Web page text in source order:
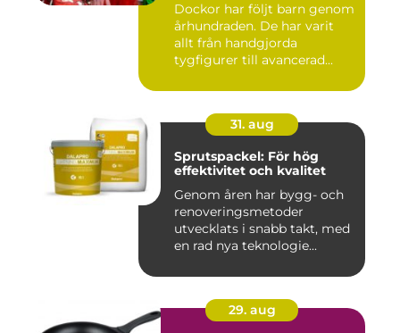
Dockor har följt barn genom
århundraden. De har varit
allt från handgjorda
tygfigurer till avancerad...
31. aug
Sprutspackel: För hög
effektivitet och kvalitet
Genom åren har bygg- och
renoveringsmetoder
utvecklats i snabb takt, med
en rad nya teknologie...
29. aug